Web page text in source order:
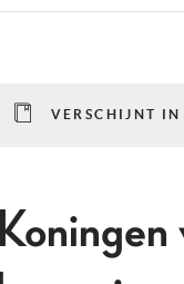
VERSCHIJNT IN